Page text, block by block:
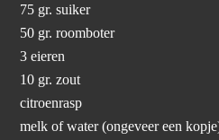
75 gr. suiker
50 gr. roomboter
3 eieren
10 gr. zout
citroenrasp
melk of water (ongeveer een